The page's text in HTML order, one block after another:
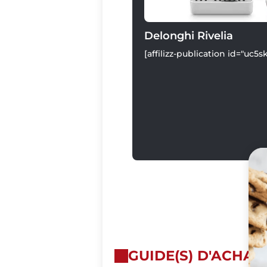
Delonghi Rivelia
[affilizz-publication
GUIDE(S) D'ACHAT